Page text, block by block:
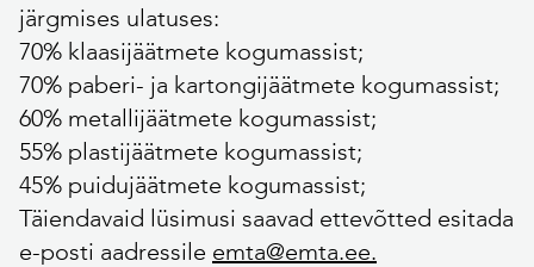
järgmises ulatuses:
70% klaasijäätmete kogumassist;
70% paberi- ja kartongijäätmete kogumassist;
60% metallijäätmete kogumassist;
55% plastijäätmete kogumassist;
45% puidujäätmete kogumassist;
Täiendavaid lüsimusi saavad ettevõtted esitada
e-posti aadressile emta@emta.ee.